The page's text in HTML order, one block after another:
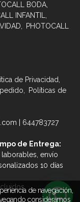
BODA
INFANTIL
PHOTOCALL
de Privacidad
Políticas de
| 644783727
de Entrega:
envío
10 días
de navegación,
consideramos